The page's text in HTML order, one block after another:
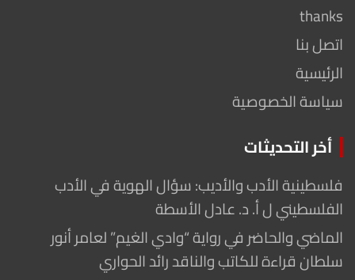
thanks
اتصل بنا
الرئيسية
سياسة الخصوصية
أخر التحديثات
فلسطينية الأدب والأديب: سؤال الهوية في الأدب
الفلسطيني ل أ. د. عادل الأسطة
الماضي والحاضر في رواية “وادي الغيم” لعامر أنور
سلطان قراءة للكاتب والناقد رائد الحواري